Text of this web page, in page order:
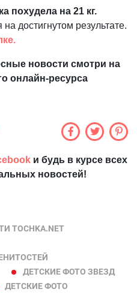
похудела на 21 кг.
достигнутом результате.
новости смотри на
онлайн-ресурса
и будь в курсе всех
новостей!
TOCHKA.NET
ДЕТСКИЕ ФОТО ЗВЕЗД
ДЕТСКИЕ ФОТО